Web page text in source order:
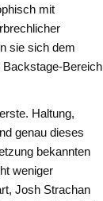
mit
sie sich dem
Backstage-Bereich
Haltung,
genau dieses
bekannten
weniger
Josh Strachan